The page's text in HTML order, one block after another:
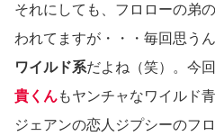
それにしても、フロローの弟
われてますが・・・毎回思う
ワイルド系だよね（笑）。今
貴くんもヤンチャなワイルド
ジェアンの恋人ジプシーのフ